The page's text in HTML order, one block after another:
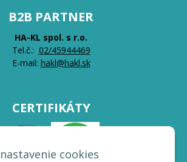
cookies
B2B PARTNER
HA-KL spol. s r.o.
Tel.č.: 02/45944469
E-mail: hakl@hakl.sk
CERTIFIKÁTY